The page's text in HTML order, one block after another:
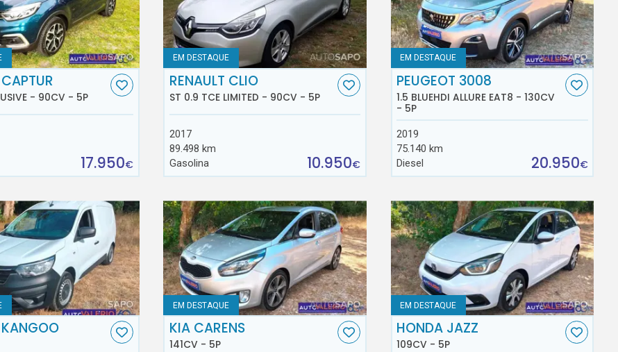
- 90CV - 5P
17.950€
EM DESTAQUE
RENAULT CLIO
ST 0.9 TCE LIMITED - 90CV - 5P
2017
89.498 km
Gasolina
10.950€
EM DESTAQUE
PEUGEOT 3008
1.5 BLUEHDI ALLURE EAT8 - 130CV
- 5P
2019
75.140 km
Diesel
20.950€
EM DESTAQUE
KIA CARENS
141CV - 5P
EM DESTAQUE
HONDA JAZZ
109CV - 5P